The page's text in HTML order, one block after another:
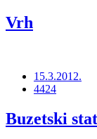
Vrh
15.3.2012.
4424
Buzetski